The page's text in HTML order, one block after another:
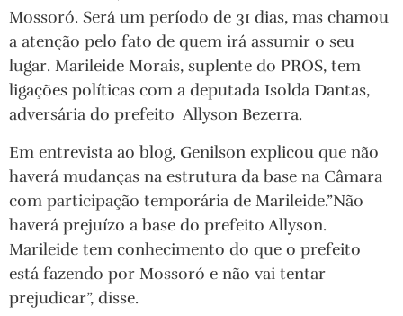
Mossoró. Será um período de 31 dias, mas chamou
a atenção pelo fato de quem irá assumir o seu
lugar. Marileide Morais, suplente do PROS, tem
ligações políticas com a deputada Isolda Dantas,
adversária do prefeito Allyson Bezerra.
Em entrevista ao blog, Genilson explicou que não
haverá mudanças na estrutura da base na Câmara
com participação temporária de Marileide.”Não
haverá prejuízo a base do prefeito Allyson.
Marileide tem conhecimento do que o prefeito
está fazendo por Mossoró e não vai tentar
prejudicar”, disse.